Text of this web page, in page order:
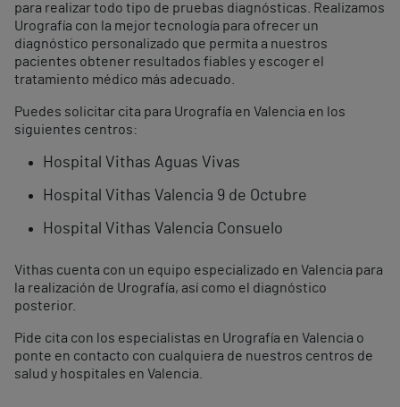
para realizar todo tipo de pruebas diagnósticas. Realizamos
Urografía con la mejor tecnología para ofrecer un
diagnóstico personalizado que permita a nuestros
pacientes obtener resultados fiables y escoger el
tratamiento médico más adecuado.
Puedes solicitar cita para Urografía en Valencia en los
siguientes centros:
Hospital Vithas Aguas Vivas
Hospital Vithas Valencia 9 de Octubre
Hospital Vithas Valencia Consuelo
Vithas cuenta con un equipo especializado en Valencia para
la realización de Urografía, así como el diagnóstico
posterior.
Pide cita con los especialistas en Urografía en Valencia o
ponte en contacto con cualquiera de nuestros centros de
salud y hospitales en Valencia.